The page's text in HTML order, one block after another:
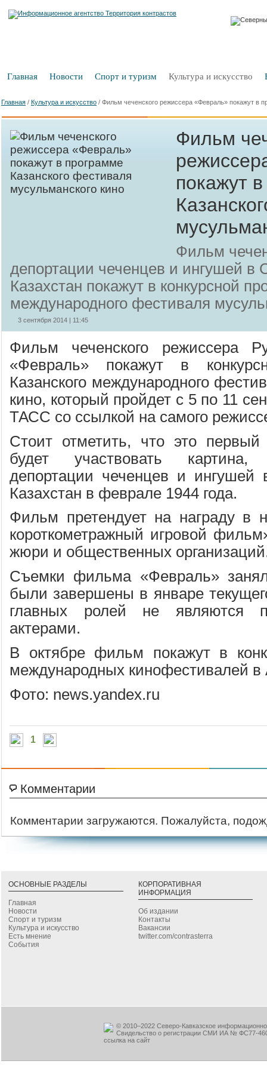
Главная Новости Спорт и туризм Культура и искусство
Главная / Культура и искусство / Фильм чеченского режиссера «Февраль» покажут в
Фильм
покажут
Фильм
депортации чеченцев и ингушей
Казахстан покажут в конкурсной
международного фестиваля
3 сентября 2014 | 11:45
Фильм чеченского режиссера
«Февраль» покажут в
Казанского международного
кино, который пройдет с 5 по 11
ТАСС со ссылкой на самого
Стоит отметить, что это первый
будет участвовать
депортации чеченцев и
Казахстан в феврале 1944 года.
Фильм претендует на награду в
короткометражный игровой
жюри и общественных
Съемки фильма «Февраль»
были завершены в январе
главных ролей не являются
актерами.
В октябре фильм покажут в
международных кинофестивалей
Фото: news.yandex.ru
1
Комментарии
Комментарии загружаются. Пожалуйста,
ОСНОВНЫЕ РАЗДЕЛЫ
Главная
Новости
Спорт и туризм
Культура и искусство
Есть мнение
События
КОРПОРАТИВНАЯ
ИНФОРМАЦИЯ
Об издании
Контакты
Вакансии
twitter.com/contrasterra
© 2010–2022 Северо-Кавказское
Свидельство о регистрации СМИ ИА № ФС77-
ссылка на сайт